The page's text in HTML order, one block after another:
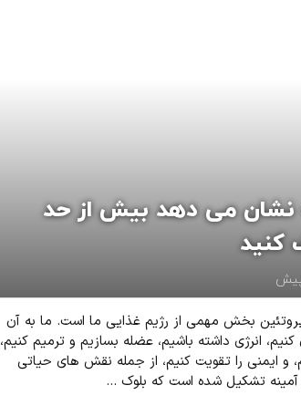
نشان می دهد بیش از حد
کنید
پروتئین بخش مهمی از رژیم غذایی ما است. ما به آن
انرژی داشته باشیم، عضله بسازیم و ترمیم کنیم،
و ایمنی را تقویت کنیم، از جمله نقش های حیاتی
آمینه تشکیل شده است که بلوک ...